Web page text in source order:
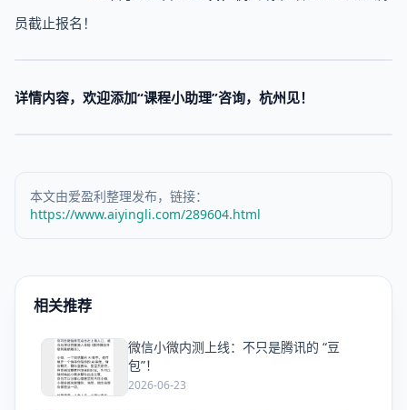
员截止报名！
详情内容，欢迎添加“课程小助理”咨询，杭州见！
本文由爱盈利整理发布，链接：
https://www.aiyingli.com/289604.html
相关推荐
爱
微信小微内测上线：不只是腾讯的 “豆
包”！
2026-06-23